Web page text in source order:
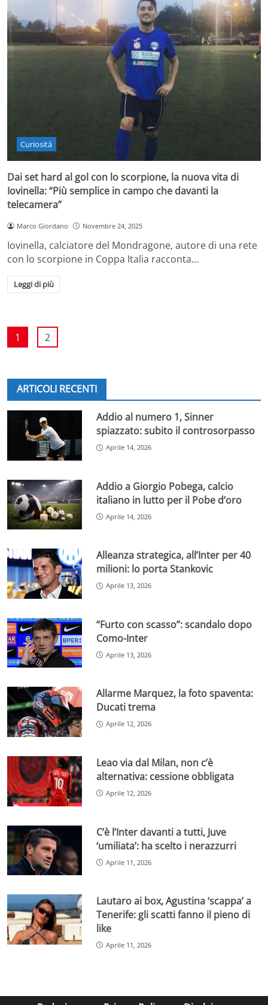
Curiosità
Dai set hard al gol con lo scorpione, la nuova vita di
Iovinella: “Più semplice in campo che davanti la
telecamera”
Marco Giordano Novembre 24, 2025
Iovinella, calciatore del Mondragone, autore di una rete
con lo scorpione in Coppa Italia racconta…
Leggi di più
1 2
ARTICOLI RECENTI
Addio al numero 1, Sinner
spiazzato: subito il controsorpasso
Aprile 14, 2026
Addio a Giorgio Pobega, calcio
italiano in lutto per il Pobe d’oro
Aprile 14, 2026
Alleanza strategica, all’Inter per 40
milioni: lo porta Stankovic
Aprile 13, 2026
“Furto con scasso”: scandalo dopo
Como-Inter
Aprile 13, 2026
Allarme Marquez, la foto spaventa:
Ducati trema
Aprile 12, 2026
Leao via dal Milan, non c’è
alternativa: cessione obbligata
Aprile 12, 2026
C’è l’Inter davanti a tutti, Juve
‘umiliata’: ha scelto i nerazzurri
Aprile 11, 2026
Lautaro ai box, Agustina ‘scappa’ a
Tenerife: gli scatti fanno il pieno di
like
Aprile 11, 2026